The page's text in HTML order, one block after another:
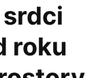
roku